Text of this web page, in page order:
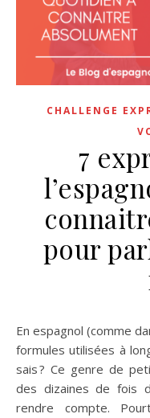
CHALLENGE
7
pour
En espagnol (comme dans toutes les langues), il existe des
formules utilisées à
sais ? Ce genre de
des dizaines de fois
rendre compte.